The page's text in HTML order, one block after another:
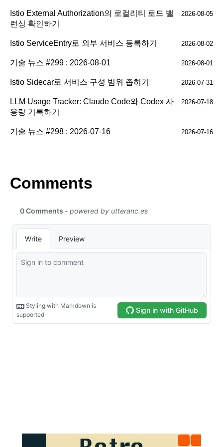
Istio External Authorization의 로컬리티 로드 밸
런싱 확인하기
2026-08-05
Istio ServiceEntry로 외부 서비스 등록하기 2026-08-02
기술 뉴스 #299 : 2026-08-01 2026-08-01
Istio Sidecar로 서비스 구성 범위 좁히기 2026-07-31
LLM Usage Tracker: Claude Code와 Codex 사
용량 기록하기
2026-07-18
기술 뉴스 #298 : 2026-07-16 2026-07-16
Comments